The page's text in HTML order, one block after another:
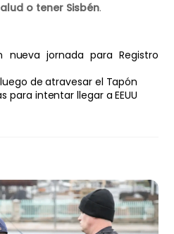
o tener Sisbén.
nueva jornada para Registro
de atravesar el Tapón
para intentar llegar a EEUU